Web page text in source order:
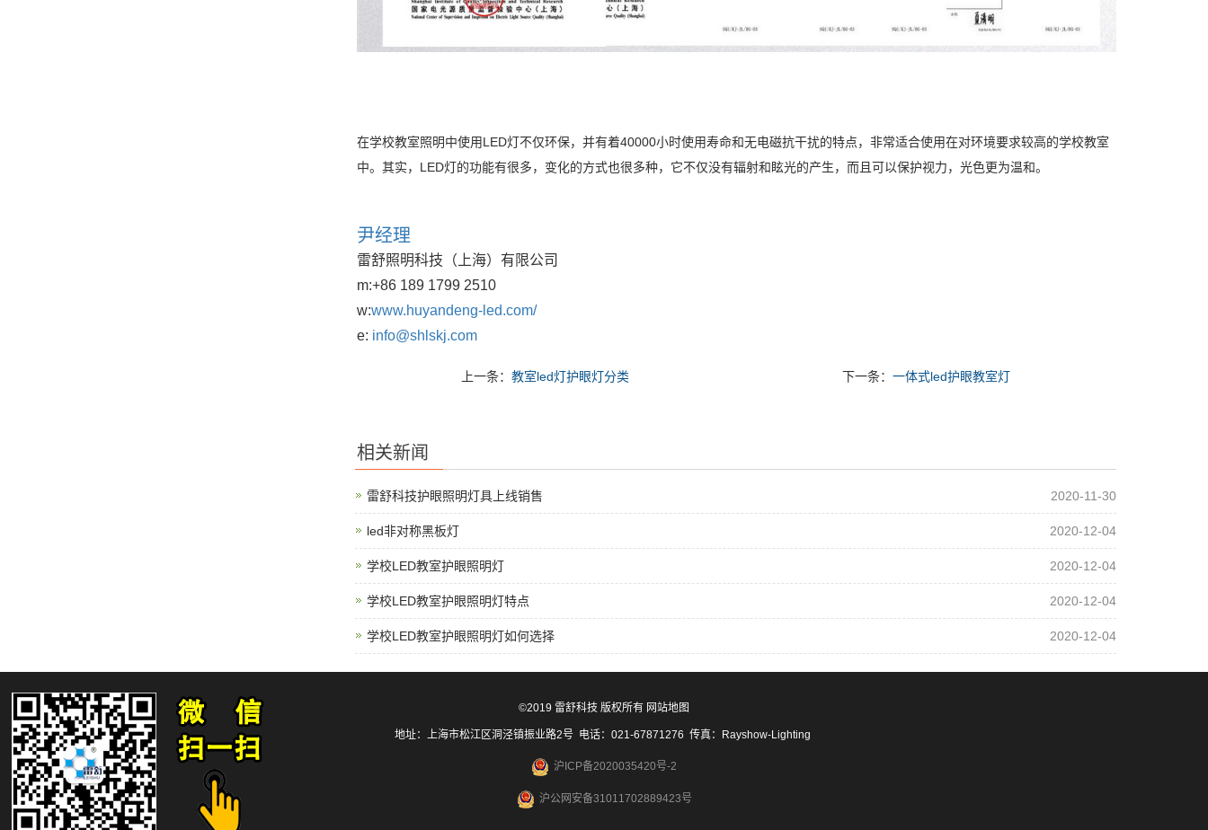
在学校教室照明中使用LED灯不仅环保，并有着40000小时使用寿命和无电磁抗干扰的特点，非常适合使用在对环境要求较高的学校教室
中。其实，LED灯的功能有很多，变化的方式也很多种，它不仅没有辐射和眩光的产生，而且可以保护视力，光色更为温和。
尹经理
雷舒照明科技（上海）有限公司
m:+86 189 1799 2510
w:www.huyandeng-led.com/
e: info@shlskj.com
上一条： 教室led灯护眼灯分类 下一条： 一体式led护眼教室灯
相关新闻
雷舒科技护眼照明灯具上线销售 2020-11-30
led非对称黑板灯 2020-12-04
学校LED教室护眼照明灯 2020-12-04
学校LED教室护眼照明灯特点 2020-12-04
学校LED教室护眼照明灯如何选择 2020-12-04
©2019 雷舒科技 版权所有 网站地图
地址：上海市松江区洞泾镇振业路2号 电话：021-67871276 传真：Rayshow-Lighting
沪ICP备2020035420号-2
沪公网安备31011702889423号